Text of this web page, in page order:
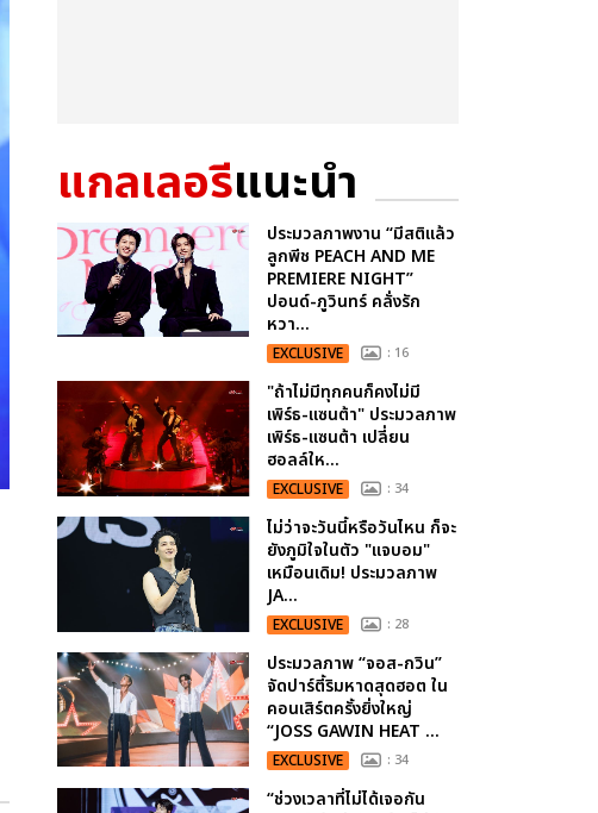
แกลเลอรีแนะนำ
ประมวลภาพงาน “มีสติแล้ว
ลูกพีช PEACH AND ME
PREMIERE NIGHT”
ปอนด์-ภูวินทร์ คลั่งรัก
หวา...
EXCLUSIVE : 16
"ถ้าไม่มีทุกคนก็คงไม่มี
เพิร์ธ-แซนต้า" ประมวลภาพ
เพิร์ธ-แซนต้า เปลี่ยน
ฮอลล์ให...
EXCLUSIVE : 34
ไม่ว่าจะวันนี้หรือวันไหน ก็จะ
ยังภูมิใจในตัว "แจบอม"
เหมือนเดิม! ประมวลภาพ
JA...
EXCLUSIVE : 28
ประมวลภาพ “จอส-กวิน”
จัดปาร์ตี้ริมหาดสุดฮอต ใน
คอนเสิร์ตครั้งยิ่งใหญ่
“JOSS GAWIN HEAT ...
EXCLUSIVE : 34
“ช่วงเวลาที่ไม่ได้เจอกัน